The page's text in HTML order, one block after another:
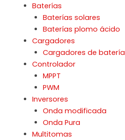
Baterías
Baterías solares
Baterías plomo ácido
Cargadores
Cargadores de batería
Controlador
MPPT
PWM
Inversores
Onda modificada
Onda Pura
Multitomas